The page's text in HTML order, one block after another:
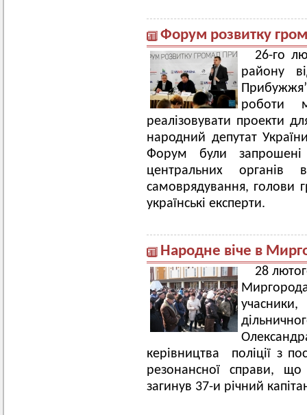
Форум розвитку
26-го
району
роботи
реалізовувати проекти
народний депутат
Форум були запрошені
центральних органів
самоврядування, голови
українські експерти.
Народне віче в
28
керівництва поліції з
резонансної справи,
загинув 37-и річний